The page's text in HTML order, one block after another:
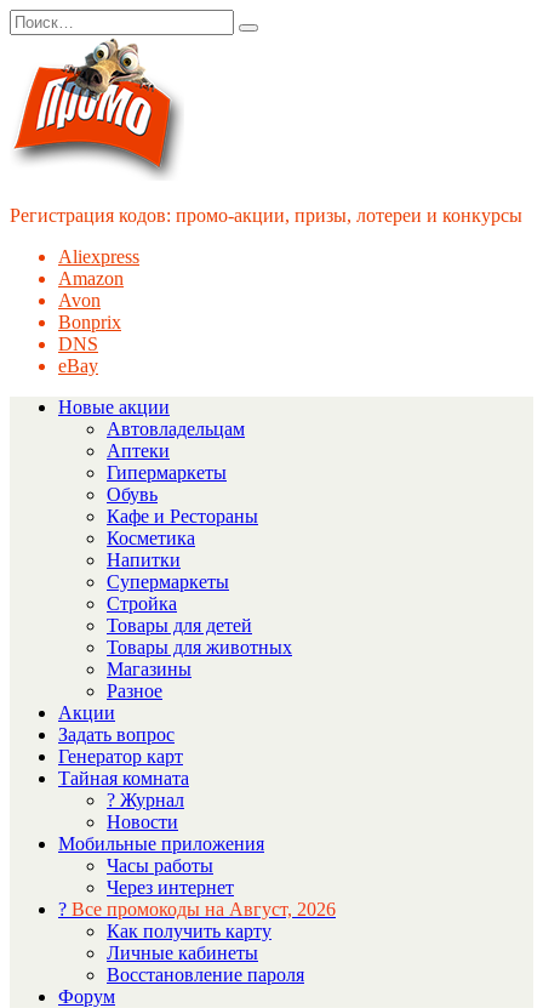
Перейти
к
содержанию
Search
for:
Регистрация кодов: промо-акции, призы, лотереи и конкурсы
Aliexpress
Amazon
Avon
Bonprix
DNS
eBay
Новые акции
Автовладельцам
Аптеки
Гипермаркеты
Обувь
Кафе и Рестораны
Косметика
Напитки
Супермаркеты
Стройка
Товары для детей
Товары для животных
Магазины
Разное
Акции
Задать вопрос
Генератор карт
Тайная комната
? Журнал
Новости
Мобильные приложения
Часы работы
Через интернет
? Все промокоды на Август, 2026
Как получить карту
Личные кабинеты
Восстановление пароля
Форум